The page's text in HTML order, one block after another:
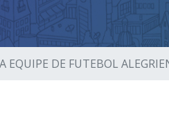
EQUIPE DE FUTEBOL